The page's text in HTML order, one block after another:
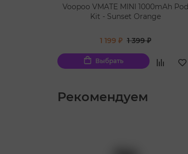
Voopoo VMATE MINI 1000mAh Pod
Kit - Sunset Orange
1 199 ₽ 1 399 ₽
Выбрать
Рекомендуем